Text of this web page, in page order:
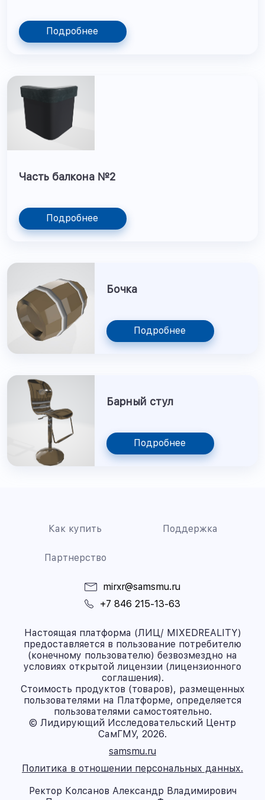
Подробнее
Часть балкона №2
Подробнее
Бочка
Подробнее
Барный стул
Подробнее
Как купить Поддержка
Партнерство
mirxr@samsmu.ru
+7 846 215-13-63
Настоящая платформа (ЛИЦ/ MIXEDREALITY)
предоставляется в пользование потребителю
(конечному пользователю) безвозмездно на
условиях открытой лицензии (лицензионного
соглашения).
Стоимость продуктов (товаров), размещенных
пользователями на Платформе, определяется
пользователями самостоятельно.
© Лидирующий Исследовательский Центр
СамГМУ, 2026.
samsmu.ru
Политика в отношении персональных данных.
Ректор Колсанов Александр Владимирович